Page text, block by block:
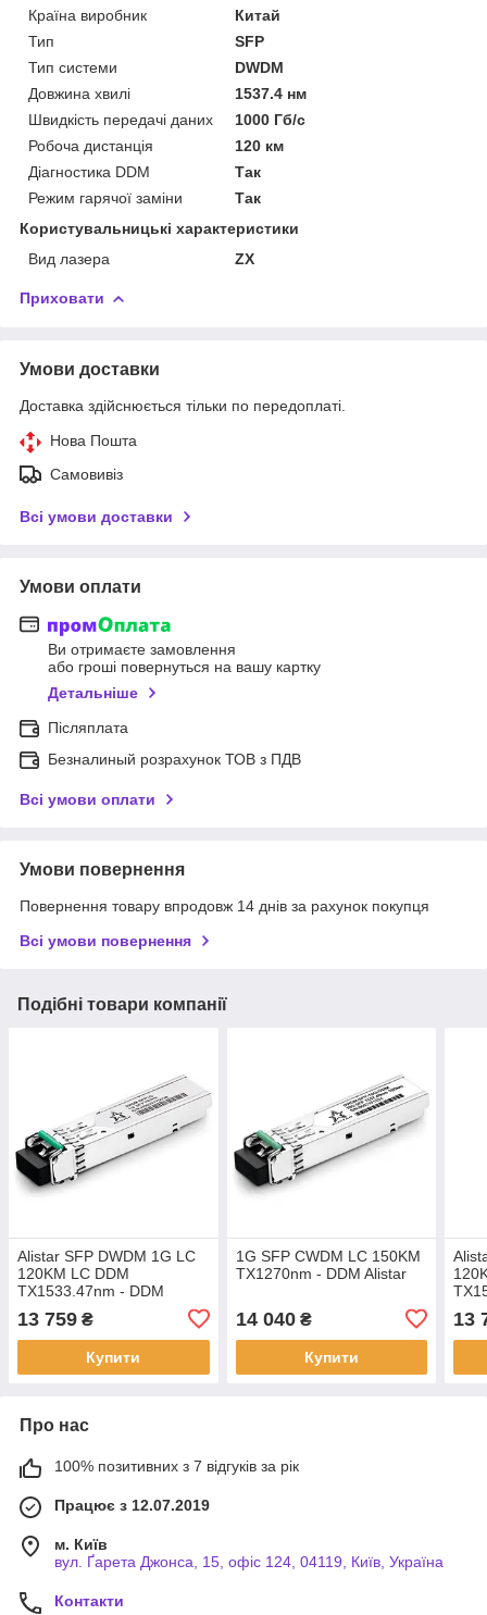
Країна виробник
Китай
Тип
SFP
Тип системи
DWDM
Довжина хвилі
1537.4 нм
Швидкість передачі даних
1000 Гб/с
Робоча дистанція
120 км
Діагностика DDM
Так
Режим гарячої заміни
Так
Користувальницькі характеристики
Вид лазера
ZX
Приховати
Умови доставки
Доставка здійснюється тільки по передоплаті.
Нова Пошта
Самовивіз
Всі умови доставки
Умови оплати
Ви отримаєте замовлення
або гроші повернуться на вашу картку
Детальніше
Післяплата
Безналиный розрахунок ТОВ з ПДВ
Всі умови оплати
Умови повернення
Повернення товару впродовж 14 днів за рахунок покупця
Всі умови повернення
Подібні товари компанії
Alistar SFP DWDM 1G LC
120KM LC DDM
TX1533.47nm - DDM
13 759 ₴
Купити
1G SFP CWDM LC 150KM
TX1270nm - DDM Alistar
14 040₴
Купити
13
Про нас
100% позитивних з 7 відгуків за рік
Працює з 12.07.2019
м. Київ
вул. Ґарета Джонса, 15, офіс 124, 04119, Київ, Україна
Контакти